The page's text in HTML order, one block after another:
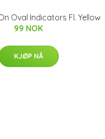
Oval Indicators Fl. Yellow
99 NOK
KJØP NÅ